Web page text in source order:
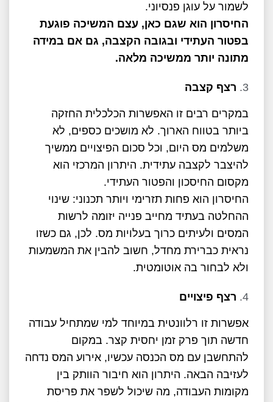
לשמור על עוגן פנסיוני.
החיסרון הוא שגם כאן, עצם המשיכה פוגעת
בפטור העתידי ובגובה הקצבה, גם אם במידה
מתונה יותר ממשיכה מלאה.
רצף קצבה
במקרים רבים זו האפשרות הכלכלית החזקה
ביותר בטווח הארוך. לא מושכים כספים, לא
משלמים מס היום, וכל סכום הפיצויים ממשיך
להיצבר לקצבה עתידית. היתרון המרכזי הוא
מקסום החיסכון והפטור העתידי.
החיסרון הוא פחות תזרימי ויותר תכנוני: שינוי
ההחלטה בעתיד מחייב פנייה יזומה לרשות
המסים ולעיתים כרוך בעלויות מס. לכן, גם כשזו
נראית כברירת מחדל, חשוב להבין את המשמעות
ולא לבחור בה אוטומטית.
רצף פיצויים
אפשרות זו רלוונטית במיוחד למי שמתחיל עבודה
חדשה תוך פרק זמן יחסית קצר. במקום
להתחשבן עם מס הכנסה עכשיו, אירוע המס נדחה
לעזיבה הבאה. היתרון הוא חיבור הוותק בין
מקומות העבודה, מה שיכול לשפר את פריסת